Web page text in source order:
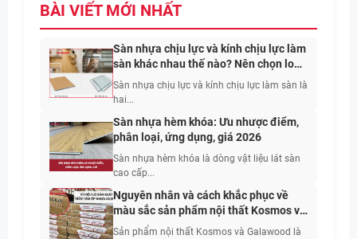
BÀI VIẾT MỚI NHẤT
Sàn nhựa chịu lực và kính chịu lực làm
sàn khác nhau thế nào? Nên chọn loại
nào?
Sàn nhựa chịu lực và kính chịu lực làm sàn là
hai...
Sàn nhựa hèm khóa: Ưu nhược điểm,
phân loại, ứng dụng, giá 2026
Sàn nhựa hèm khóa là dòng vật liệu lát sàn
cao cấp...
Nguyên nhân và cách khắc phục về
màu sắc sản phẩm nội thất Kosmos và
Galawood
Sản phẩm nội thất Kosmos và Galawood là